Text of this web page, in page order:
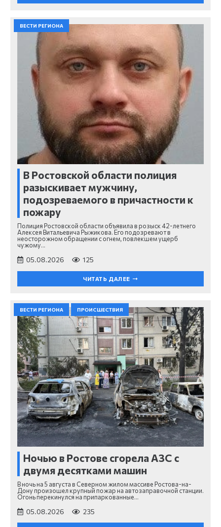
ВЕСТИ РЕГИОНА
В Ростовской области полиция
разыскивает мужчину,
подозреваемого в причастности к
пожару
Полиция Ростовской области объявила в розыск 42-летнего
Алексея Витальевича Рыжикова. Его подозревают в
неосторожном обращении с огнем, повлекшем ущерб
чужому…
05.08.2026 125
ЧИТАТЬ ДАЛЕЕ
ВЕСТИ РЕГИОНА ПРОИСШЕСТВИЯ
Ночью в Ростове сгорела АЗС с
двумя десятками машин
В ночь на 5 августа в Северном жилом массиве Ростова-на-
Дону произошел крупный пожар на автозаправочной станции.
Огонь перекинулся на припаркованные…
05.08.2026 235